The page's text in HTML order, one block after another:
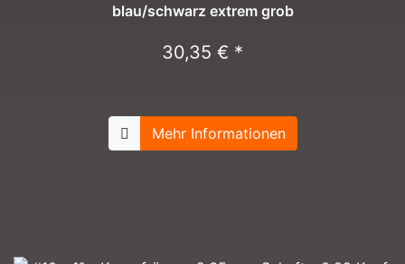
blau/schwarz extrem grob
30,35 € *
Mehr Informationen